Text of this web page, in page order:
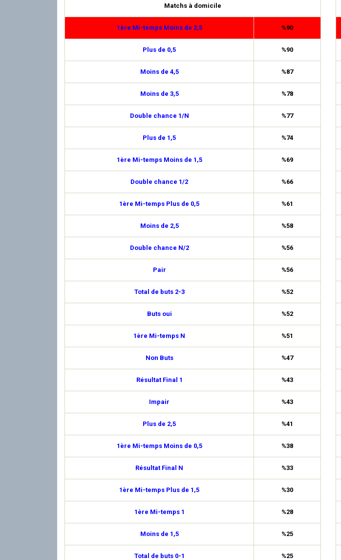
Matchs à domicile
1ère Mi-temps Moins de 2,5 %90
Plus de 0,5 %90
Moins de 4,5 %87
Moins de 3,5 %78
Double chance 1/N %77
Plus de 1,5 %74
1ère Mi-temps Moins de 1,5 %69
Double chance 1/2 %66
1ère Mi-temps Plus de 0,5 %61
Moins de 2,5 %58
Double chance N/2 %56
Pair %56
Total de buts 2-3 %52
Buts oui %52
1ère Mi-temps N %51
Non Buts %47
Résultat Final 1 %43
Impair %43
Plus de 2,5 %41
1ère Mi-temps Moins de 0,5 %38
Résultat Final N %33
1ère Mi-temps Plus de 1,5 %30
1ère Mi-temps 1 %28
Moins de 1,5 %25
Total de buts 0-1 %25